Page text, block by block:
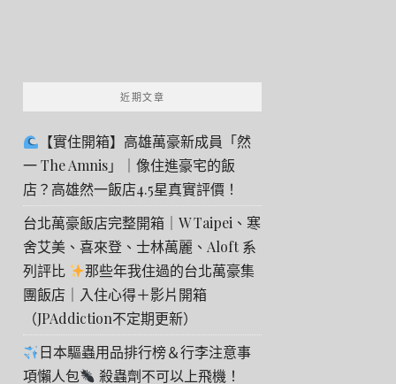
近期文章
【實住開箱】高雄萬豪新成員「然
一 The Amnis」｜像住進豪宅的飯
店？高雄然一飯店4.5星真實評價！
台北萬豪飯店完整開箱｜W Taipei、寒
舍艾美、喜來登、士林萬麗、Aloft 系
列評比
那些年我住過的台北萬豪集
團飯店｜入住心得＋影片開箱
（JPAddiction不定期更新）
日本驅蟲用品排行榜＆行李注意事
項懶人包
殺蟲劑不可以上飛機！